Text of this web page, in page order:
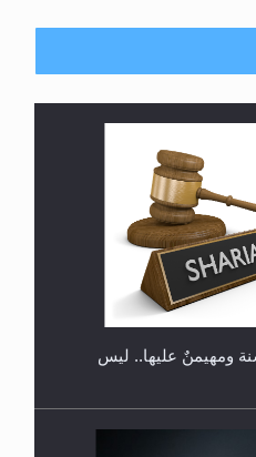
(الرموش الاصطناعية)
الأظافر حاجبا للوضوء وهل
ومهيمنٌ عليها.. ليس